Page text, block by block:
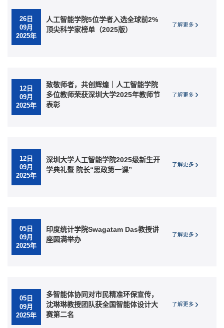
26日
09月
2025年
人工智能学院5位学者入选全球前2%
顶尖科学家榜单（2025版）
了解更多
12日
09月
2025年
致敬师者，共创辉煌｜人工智能学院
多位教师荣获深圳大学2025年教师节
表彰
了解更多
12日
09月
2025年
深圳大学人工智能学院2025级新生开
学典礼暨 院长“思政第一课”
了解更多
05日
09月
2025年
印度统计学院Swagatam Das教授讲
座圆满举办
了解更多
05日
09月
2025年
多智能体协同对市民精准环保宣传，
沈琳琳教授团队获全国智能体设计大
赛第二名
了解更多